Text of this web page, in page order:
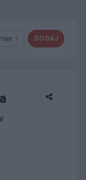
DODAJ
↑